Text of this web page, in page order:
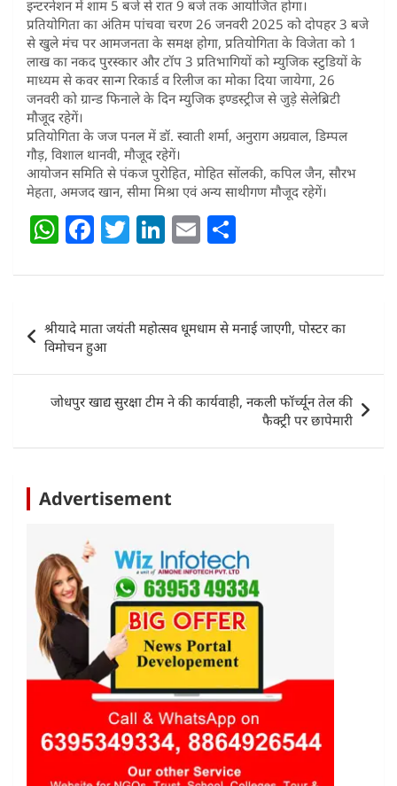
इन्टरनेशन में शाम 5 बजे से रात 9 बजे तक आयोजित होगा।
प्रतियोगिता का अंतिम पांचवा चरण 26 जनवरी 2025 को दोपहर 3 बजे
से खुले मंच पर आमजनता के समक्ष होगा, प्रतियोगिता के विजेता को 1
लाख का नकद पुरस्कार और टॉप 3 प्रतिभागियों को म्युजिक स्टुडियों के
माध्यम से कवर सान्ग रिकार्ड व रिलीज का मोका दिया जायेगा, 26
जनवरी को ग्रान्ड फिनाले के दिन म्युजिक इण्डस्ट्रीज से जुड़े सेलेब्रिटी
मौजूद रहेगें।
प्रतियोगिता के जज पनल में डॉ. स्वाती शर्मा, अनुराग अग्रवाल, डिम्पल
गौड़, विशाल थानवी, मौजूद रहेगें।
आयोजन समिति से पंकज पुरोहित, मोहित सोंलकी, कपिल जैन, सौरभ
मेहता, अमजद खान, सीमा मिश्रा एवं अन्य साथीगण मौजूद रहेगें।
W
at
s
A
p
p
F
c
e
b
o
o
T
itt
er
Li
k
e
dI
n
E
ai
l
ar
e
Post
navigation
श्रीयादे माता जयंती महोत्सव धूमधाम से मनाई जाएगी, पोस्टर का
विमोचन हुआ
जोधपुर खाद्य सुरक्षा टीम ने की कार्यवाही, नकली फॉर्च्यून तेल की
फैक्ट्री पर छापेमारी
Advertisement